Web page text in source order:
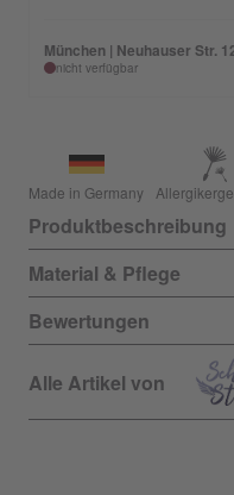
München | Neuhauser Str.
nicht verfügbar
Made in Germany
Produktbeschreibung
Material & Pflege
Bewertungen
Alle Artikel von